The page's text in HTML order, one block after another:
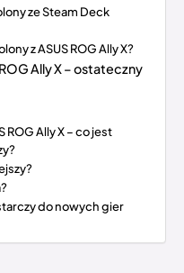
ze Steam Deck
z ASUS ROG Ally X?
Ally X – ostateczny
ROG Ally X – co jest
do nowych gier